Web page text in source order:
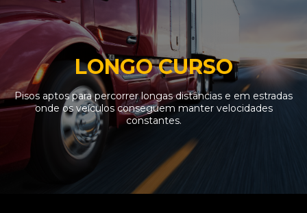
LONGO CURSO
Pisos aptos para percorrer longas distâncias e em estradas
onde os veículos conseguem manter velocidades
constantes.